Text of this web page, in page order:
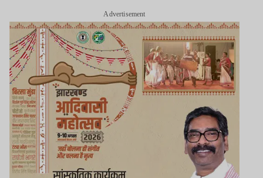
Advertisement